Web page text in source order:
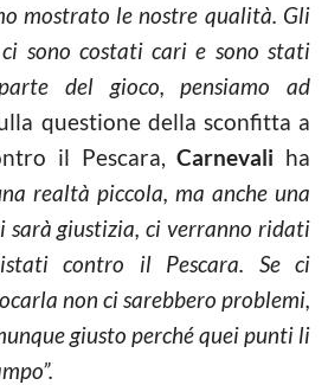
mostrato le nostre qualità. Gli
sono costati cari e sono stati
del gioco, pensiamo ad
questione della sconfitta a
il Pescara,Carnevali ha
realtà piccola, ma anche una
sarà giustizia, ci verranno ridati
contro il Pescara. Se ci
non ci sarebbero problemi,
giusto perché quei punti li